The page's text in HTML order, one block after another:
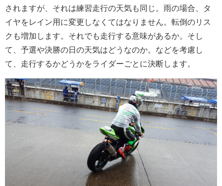
されますが、それは練習走行の天気も同じ。雨の場合、タ
イヤをレイン用に変更しなくてはなりません。転倒のリス
クも増加します。それでも走行する意味があるか。そし
て、予選や決勝の日の天気はどうなのか。などを考慮し
て、走行するかどうかをライダーごとに決断します。